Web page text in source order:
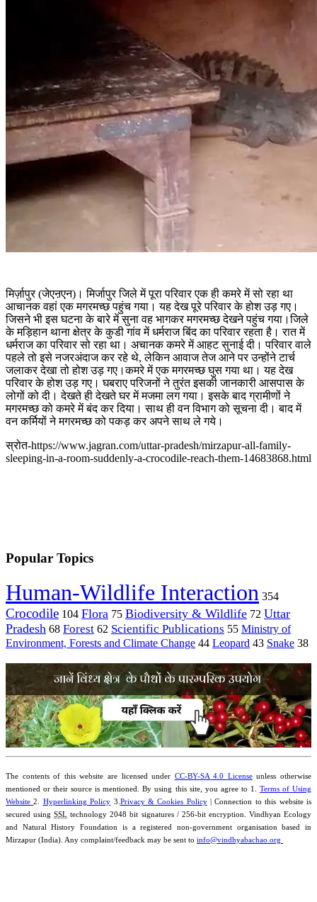
मिर्ज़ापुर (जेएऩएन)। मिर्जापुर जिले में पूरा परिवार एक ही कमरे में सो रहा था
आचानक वहां एक मगरमच्छ पहुंच गया। यह देख पूरे परिवार के होश उड़ गए।
जिसने भी इस घटना के बारे में सुना वह भागकर मगरमच्छ देखने पहुंच गया।जिले
के मड़िहान थाना क्षेत्र के कुडी गांव में धर्मराज बिंद का परिवार रहता है। रात में
धर्मराज का परिवार सो रहा था। अचानक कमरे में आहट सुनाई दी। परिवार वाले
पहले तो इसे नजरअंदाज कर रहे थे, लेकिन आवाज तेज आने पर उन्होंने टार्च
जलाकर देखा तो होश उड़ गए।कमरे में एक मगरमच्छ घुस गया था। यह देख
परिवार के होश उड़ गए। घबराए परिजनों ने तुरंत इसकी जानकारी आसपास के
लोगों को दी। देखते ही देखते घर में मजमा लग गया। इसके बाद ग्रामीणों ने
मगरमच्छ को कमरे में बंद कर दिया। साथ ही वन विभाग को सूचना दी। बाद में
वन कर्मियों ने मगरमच्छ को पकड़ कर अपने साथ ले गये।
स्रोत-https://www.jagran.com/uttar-pradesh/mirzapur-all-family-
sleeping-in-a-room-suddenly-a-crocodile-reach-them-14683868.html
Popular Topics
Human-Wildlife Interaction 354
Crocodile 104 Flora 75 Biodiversity & Wildlife 72 Uttar
Pradesh 68 Forest 62 Scientific Publications 55 Ministry of
Environment, Forests and Climate Change 44 Leopard 43 Snake 38
The contents of this website are licensed under CC-BY-SA 4.0 Licenseunless otherwise
mentioned or their source is mentioned. By using this site, you agree to 1. Terms of Using
Website2. Hyperlinking Policy 3.Privacy & Cookies Policy| Connection to this website is
secured usingSSL technology 2048 bit signatures / 256-bit encryption. Vindhyan Ecology
and Natural History Foundation is a registered non-government organisation based in
Mirzapur (India). Any complaint/feedback may be sent to info@vindhyabachao.org